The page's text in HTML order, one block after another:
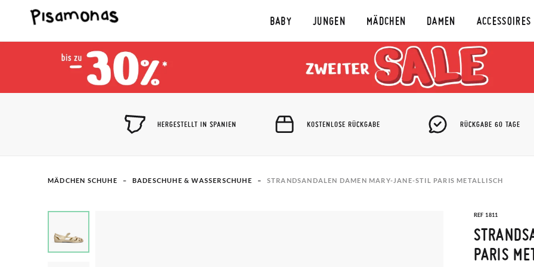
BABY JUNGEN MÄDCHEN DAMEN ACCESSOIRES
HERGESTELLT IN SPANIEN KOSTENLOSE RÜCKGABE RÜCKGABE 60 TAGE
MÄDCHEN SCHUHE BADESCHUHE & WASSERSCHUHE STRANDSANDALEN DAMEN MARY-JANE-STIL PARIS METALLISCH
REF 1811
PARIS